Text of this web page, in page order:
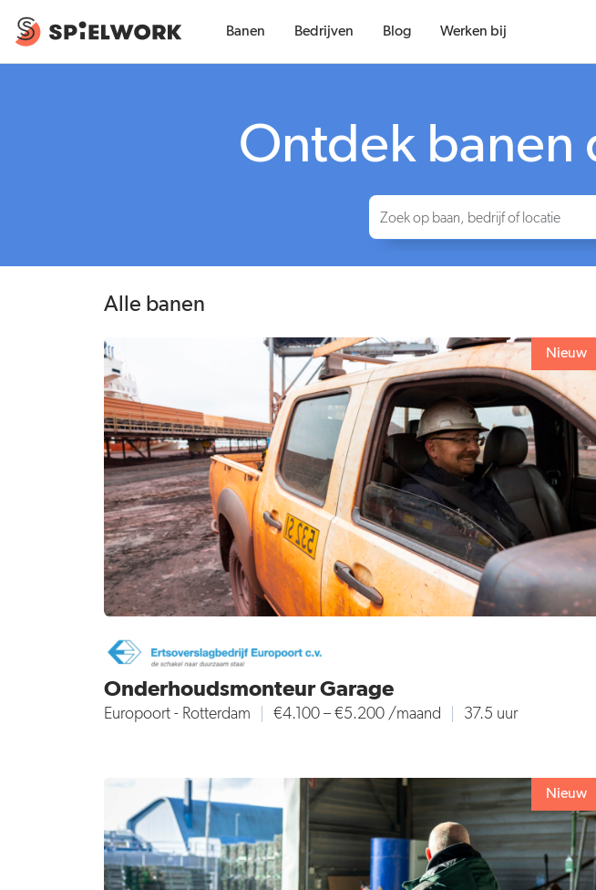
Banen Bedrijven Blog Werken bij
Ontdek banen
Alle banen
Nieuw
Onderhoudsmonteur Garage
Europoort - Rotterdam €4.100 – €5.200 /maand 37.5 uur
Nieuw